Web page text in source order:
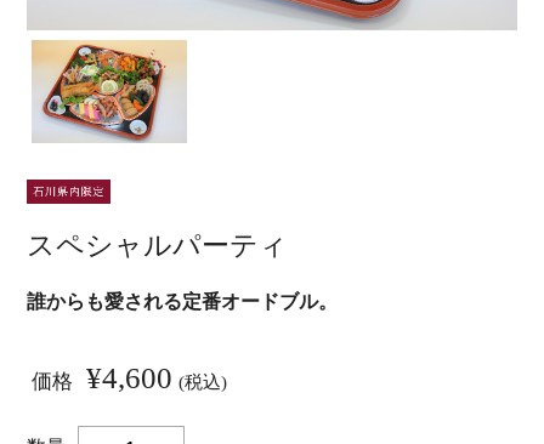
スペシャルパーティ
誰からも愛される定番オードブル。
価格 ¥4,600 (税込)